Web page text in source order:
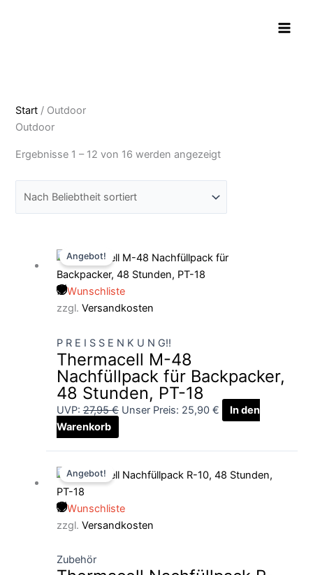
Start / Outdoor
Outdoor
Ergebnisse 1 – 12 von 16 werden angezeigt
Angebot!
Wunschliste
zzgl. Versandkosten
P R E I S S E N K U N G!!
Thermacell M-48
Nachfüllpack für Backpacker,
48 Stunden, PT-18
UVP: 27,95€
Preis
war:
27,95 €
Unser Preis: 25,90 €
Preis
In den
Warenkorb
Angebot!
Wunschliste
zzgl. Versandkosten
Zubehör
Preis
37,95 €
Preis